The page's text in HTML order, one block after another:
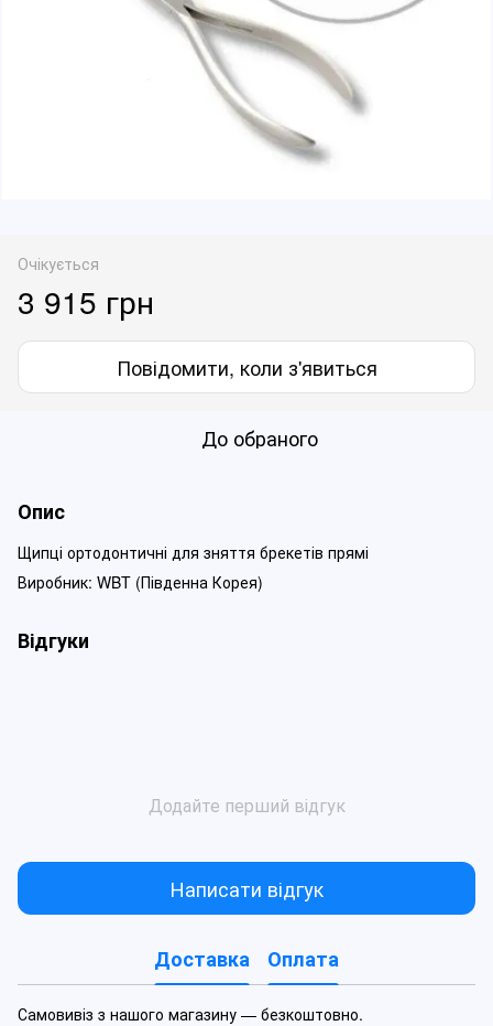
Очікується
3 915 грн
Повідомити, коли з'явиться
До обраного
Опис
Щипці ортодонтичні для зняття брекетів прямі
Виробник: WBT (Південна Корея)
Відгуки
Додайте перший відгук
Написати відгук
Доставка Оплата
Самовивіз з нашого магазину — безкоштовно.